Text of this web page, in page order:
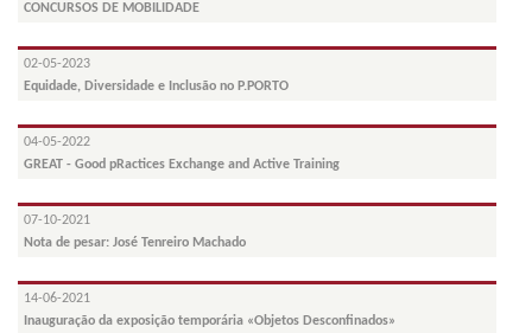
CONCURSOS DE MOBILIDADE
02-05-2023
Equidade, Diversidade e Inclusão no P.PORTO
04-05-2022
GREAT - Good pRactices Exchange and Active Training
07-10-2021
Nota de pesar: José Tenreiro Machado
14-06-2021
Inauguração da exposição temporária «Objetos Desconfinados»